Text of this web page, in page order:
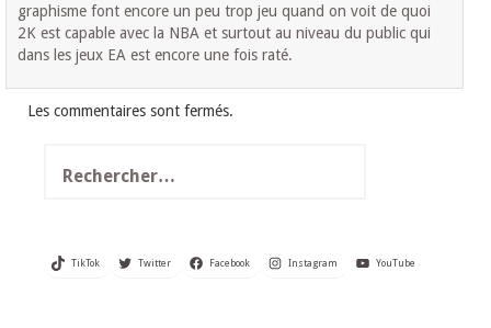
graphisme font encore un peu trop jeu quand on voit de quoi
2K est capable avec la NBA et surtout au niveau du public qui
dans les jeux EA est encore une fois raté.
Les commentaires sont fermés.
TikTok Twitter Facebook Instagram YouTube